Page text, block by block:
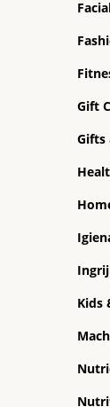
Gift
Gifts
Kids